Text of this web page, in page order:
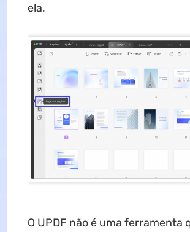
ela.
O UPDF não é uma ferramenta